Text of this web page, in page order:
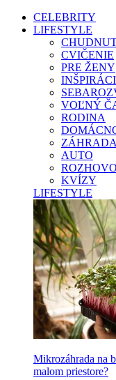
CELEBRITY
LIFESTYLE
CVIČENIE
PRE ŽENY
VOĽNÝ
RODINA
ZÁHRADA
AUTO
KVÍZY
LIFESTYLE
Mikrozáhrada na
malom priestore?